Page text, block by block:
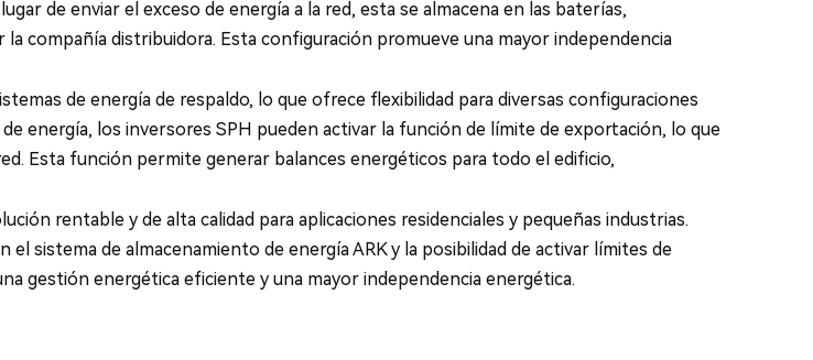
de enviar el exceso de energía a la red, esta se almacena en las baterías,
compañía distribuidora. Esta configuración promueve una mayor independencia
de energía de respaldo, lo que ofrece flexibilidad para diversas configuraciones
energía, los inversores SPH pueden activar la función de límite de exportación, lo que
Esta función permite generar balances energéticos para todo el edificio,
rentable y de alta calidad para aplicaciones residenciales y pequeñas industrias.
el sistema de almacenamiento de energía ARK y la posibilidad de activar límites de
gestión energética eficiente y una mayor independencia energética.